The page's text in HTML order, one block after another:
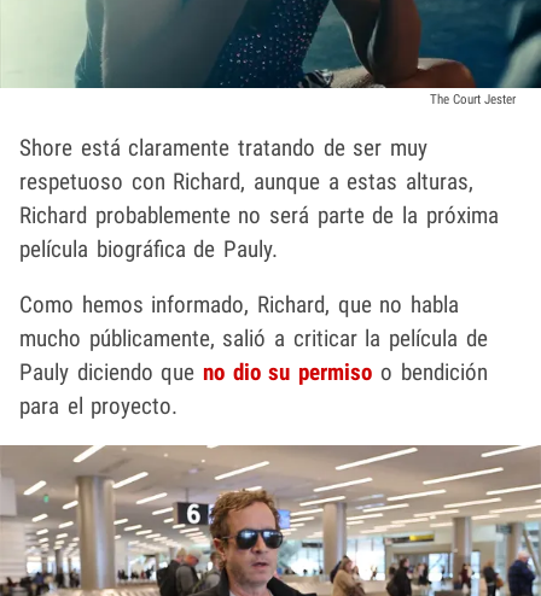
The Court Jester
Shore está claramente tratando de ser muy
respetuoso con Richard, aunque a estas alturas,
Richard probablemente no será parte de la próxima
película biográfica de Pauly.
Como hemos informado, Richard, que no habla
mucho públicamente, salió a criticar la película de
Pauly diciendo queno dio su permiso o bendición
para el proyecto.